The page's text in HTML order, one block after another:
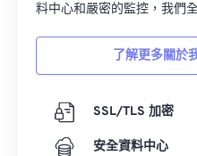
料中心和嚴密的監控，我們
了解更多關於
SSL/TLS 加密
安全資料中心